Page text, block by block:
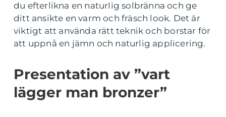
du efterlikna en naturlig solbränna och ge
ditt ansikte en varm och fräsch look. Det är
viktigt att använda rätt teknik och borstar för
att uppnå en jämn och naturlig applicering.
Presentation av ”vart
lägger man bronzer”